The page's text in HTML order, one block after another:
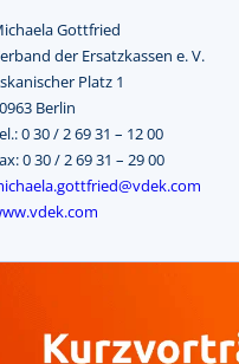
Gottfried
der Ersatzkassen e. V.
Platz 1
Berlin
0 30 / 2 69 31 – 12 00
0 30 / 2 69 31 – 29 00